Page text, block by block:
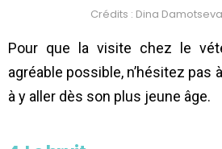
Crédits : Dina
Pour que la visite chez le
agréable possible, n’hésitez pas à
à y aller dès son plus jeune âge.